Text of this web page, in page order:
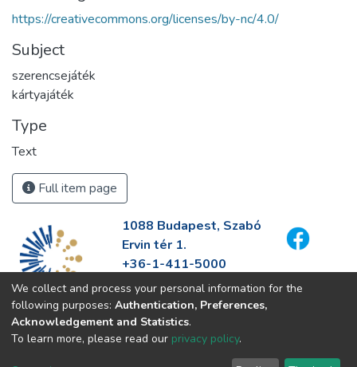
https://creativecommons.org/licenses/by-nc/4.0/
Subject
szerencsejáték
kártyajáték
Type
Text
Full item page
1088 Budapest, Szabó
Ervin tér 1.
+36-1-411-5000
info@fszek.hu
https://fszek.hu
We collect and process your personal information for the
following purposes: Authentication, Preferences,
Acknowledgement and Statistics.
To learn more, please read our privacy policy.